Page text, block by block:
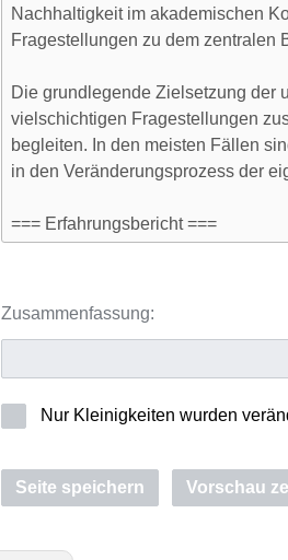
Zusammenfassung:
Nur Kleinigkeiten wurden
Seite speichern Vorschau